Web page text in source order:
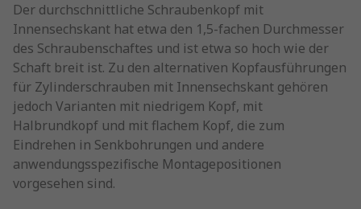
Der durchschnittliche Schraubenkopf mit
Innensechskant hat etwa den 1,5-fachen Durchmesser
des Schraubenschaftes und ist etwa so hoch wie der
Schaft breit ist. Zu den alternativen Kopfausführungen
für Zylinderschrauben mit Innensechskant gehören
jedoch Varianten mit niedrigem Kopf, mit
Halbrundkopf und mit flachem Kopf, die zum
Eindrehen in Senkbohrungen und andere
anwendungsspezifische Montagepositionen
vorgesehen sind.